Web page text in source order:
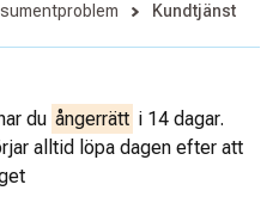
Kundtjänst
du ångerrätt i 14 dagar.
alltid löpa dagen efter att